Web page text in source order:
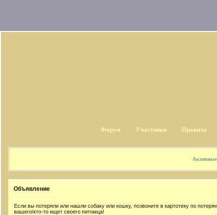
Форум Участники Правила
Объявление
Если вы потеряли или нашли собаку или кошку, позвоните в картотеку по
вашего/кто-то ищет своего питомца!